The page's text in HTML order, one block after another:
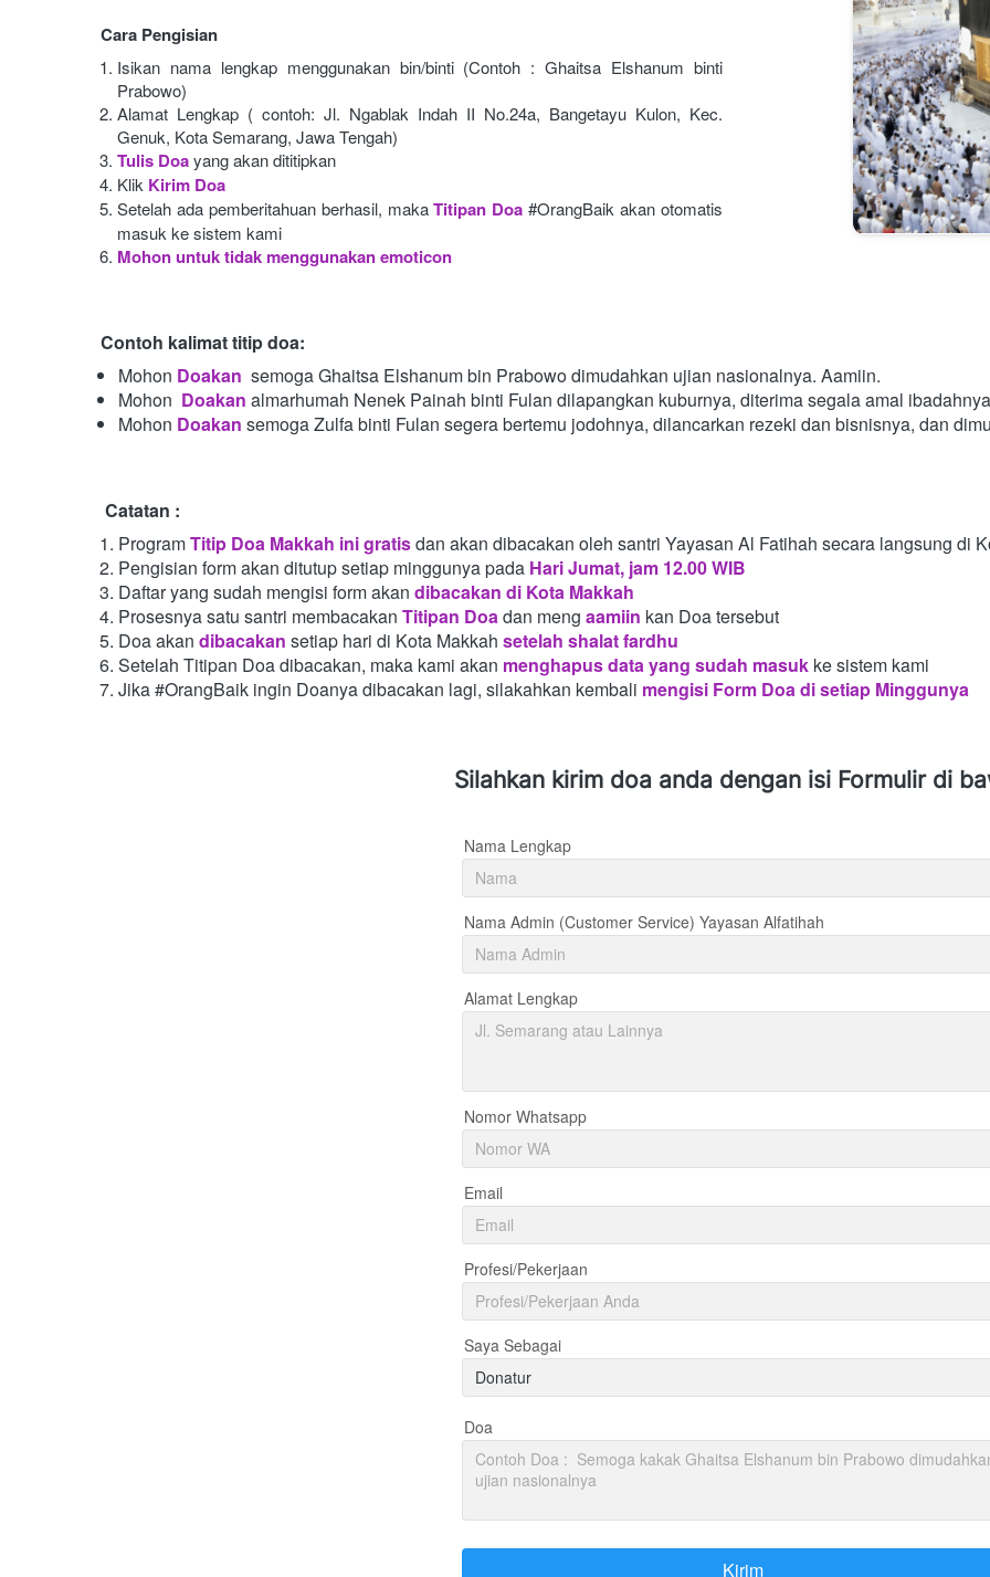
Cara Pengisian
Isikan nama lengkap menggunakan bin/binti (Contoh : Ghaitsa Elshanum binti
Prabowo)
Alamat Lengkap ( contoh: Jl. Ngablak Indah II No.24a, Bangetayu Kulon, Kec.
Genuk, Kota Semarang, Jawa Tengah)
Tulis Doayang akan dititipkan
Klik Kirim Doa
Setelah ada pemberitahuan berhasil, maka Titipan Doa #OrangBaik akan otomatis
masuk ke sistem kami
Mohon untuk tidak menggunakan emoticon
Contoh kalimat titip doa:
Mohon Doakan semoga Ghaitsa Elshanum bin Prabowo dimudahkan ujian nasionalnya. Aamiin.
Mohon Doakan almarhumah Nenek Painah binti Fulan dilapangkan kuburnya, diterima segala amal
Mohon Doakan semoga Zulfa binti Fulan segera bertemu jodohnya, dilancarkan rezeki dan bisnisnya, dan
Catatan :
ProgramTitip Doa Makkah ini gratisdan akan dibacakan oleh santri Yayasan Al Fatihah secara langsung di
Pengisian form akan ditutup setiap minggunya pada Hari Jumat, jam 12.00 WIB
Daftar yang sudah mengisi form akan dibacakan di Kota Makkah
Prosesnya satu santri membacakan Titipan Doadan meng aamiin kan Doa tersebut
Doa akan dibacakan setiap hari di Kota Makkah setelah shalat fardhu
Setelah Titipan Doa dibacakan, maka kami akan menghapus data yang sudah masuk ke sistem kami
Jika #OrangBaik ingin Doanya dibacakan lagi, silakahkan kembali mengisi Form Doa di setiap Minggunya
Silahkan kirim doa anda dengan isi Formulir di
Nama Lengkap
Nama Admin (Customer Service) Yayasan Alfatihah
Alamat Lengkap
Nomor Whatsapp
Email
Profesi/Pekerjaan
Saya Sebagai
Donatur
Doa
`Kirim